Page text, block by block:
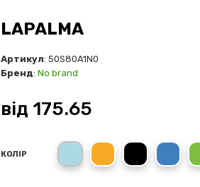
LAPALMA
Артикул: 50S80A1N0
Бренд: No brand
від 175.65
КОЛІР
БлакитнийПомаранчевий
ЧорнийСиній